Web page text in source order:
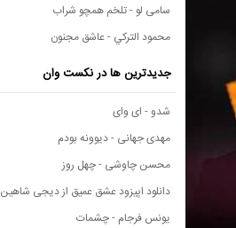
سامی لو - تلخم همچو شراب
محمود التركي - عاشق مجنون
جدیدترین ها در نکست وان
شدو - ای وای
مهدی جهانی - دیوونه بودم
محسن چاوشی - چهل روز
دانلود اپیزود عشق عمیق از دیجی شاهین
یونس فرجام - چشمات